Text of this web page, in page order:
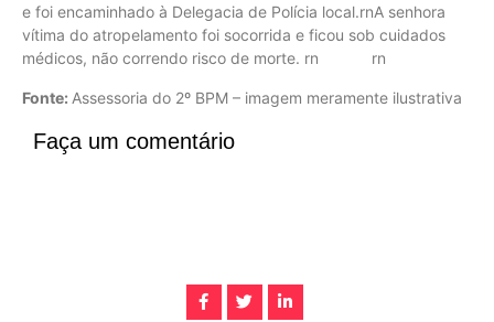
e foi encaminhado à Delegacia de Polícia local.rnA senhora
vítima do atropelamento foi socorrida e ficou sob cuidados
médicos, não correndo risco de morte. rn rn
Fonte: Assessoria do 2º BPM – imagem meramente ilustrativa
Faça um comentário